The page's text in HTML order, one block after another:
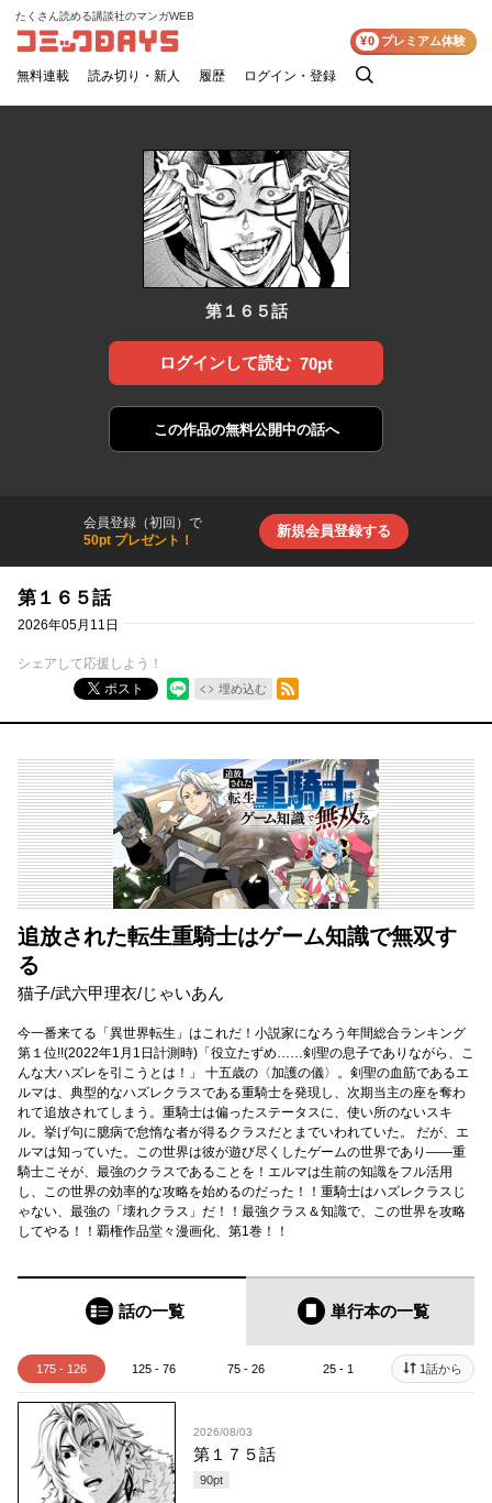
コミックDAYS
たくさん読める講談社のマンガWEB
無料連載 読み切り・新人 履歴 ログイン・登録
検
¥0 プレミアム体験
第１６５話
ログインして読む 70pt
この作品の無料公開中の話へ
会員登録（初回）で
50pt プレゼント！
新規会員登録する
第１６５話
2026年05月11日
シェアして応援しよう！
ポスト
埋め込む
RSSフィード
追放された転生重騎士はゲーム知識で無双す
る
猫子/武六甲理衣/じゃいあん
今一番来てる「異世界転生」はこれだ！小説家になろう年間総合ランキング
第１位!!(2022年1月1日計測時)「役立たずめ……剣聖の息子でありながら、こ
んな大ハズレを引こうとは！」 十五歳の〈加護の儀〉。剣聖の血筋であるエ
ルマは、典型的なハズレクラスである重騎士を発現し、次期当主の座を奪わ
れて追放されてしまう。重騎士は偏ったステータスに、使い所のないスキ
ル。挙げ句に臆病で怠惰な者が得るクラスだとまでいわれていた。 だが、エ
ルマは知っていた。この世界は彼が遊び尽くしたゲームの世界であり――重
騎士こそが、最強のクラスであることを！エルマは生前の知識をフル活用
し、この世界の効率的な攻略を始めるのだった！！重騎士はハズレクラスじ
ゃない、最強の「壊れクラス」だ！！最強クラス＆知識で、この世界を攻略
してやる！！覇権作品堂々漫画化、第1巻！！
話の一覧 単行本の一覧
175 - 126 125 - 76 75 - 26 25 - 1 1話から
2026/08/03
第１７５話
90pt